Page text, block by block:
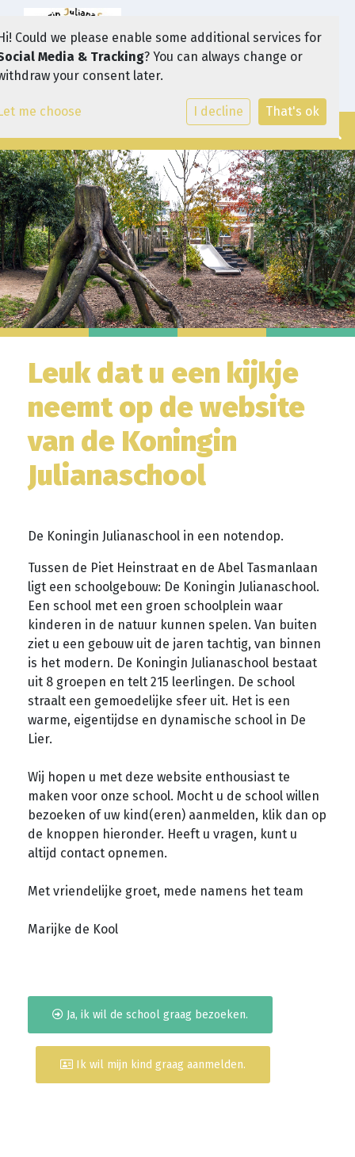
Toggle
Leuk dat u een kijkje
neemt op de website
van de Koningin
Julianaschool
De Koningin Julianaschool in een notendop.
Tussen de Piet Heinstraat en de Abel Tasmanlaan
ligt een schoolgebouw: De Koningin Julianaschool.
Een school met een groen schoolplein waar
kinderen in de natuur kunnen spelen. Van buiten
ziet u een gebouw uit de jaren tachtig, van binnen
is het modern. De Koningin Julianaschool bestaat
uit 8 groepen en telt 215 leerlingen. De school
straalt een gemoedelijke sfeer uit. Het is een
warme, eigentijdse en dynamische school in De
Lier.
Wij hopen u met deze website enthousiast te
maken voor onze school. Mocht u de school willen
bezoeken of uw kind(eren) aanmelden, klik dan op
de knoppen hieronder. Heeft u vragen, kunt u
altijd contact opnemen.
Met vriendelijke groet, mede namens het team
Marijke de Kool
Ja, ik wil de school graag bezoeken.
Ik wil mijn kind graag aanmelden.
Could we please enable some additional services for
Media & Tracking? You can always change or
your consent later.
me choose I decline That's ok